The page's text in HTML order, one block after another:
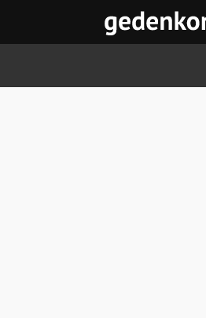
Skip to navigation
GEDENKORT - HOME